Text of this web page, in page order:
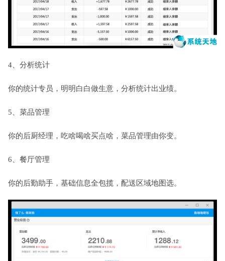
4、分析统计
你的统计专员，明明白白做生意，分析统计出业绩。
5、菜品管理
你的后厨经理，吃啥喝啥买点啥，菜品管理由你变。
6、餐厅管理
你的后勤助手，基础信息全包揽，配送区域地图选。